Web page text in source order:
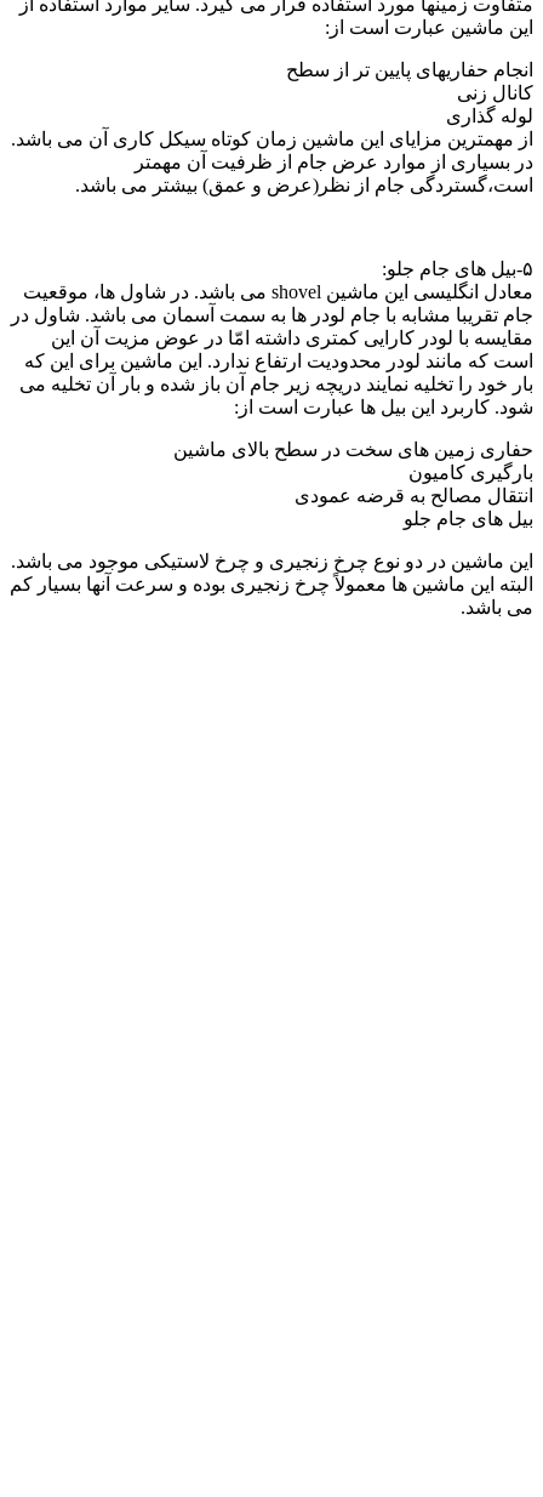
این ماشین عبارت است از:
انجام حفاریهای پایین تر از سطح
کانال زنی
لوله گذاری
از مهمترین مزایای این ماشین زمان کوتاه سیکل کاری آن می باشد.
در بسیاری از موارد عرض جام از ظرفیت آن مهمتر
است،گستردگی جام از نظر(عرض و عمق) بیشتر می باشد.
۵-بیل های جام جلو:
معادل انگلیسی این ماشین shovel می باشد. در شاول ها، موقعیت
جام تقریبا مشابه با جام لودر ها به سمت آسمان می باشد. شاول در
مقایسه با لودر کارایی کمتری داشته امّا در عوض مزیت آن این
است که مانند لودر محدودیت ارتفاع ندارد. این ماشین برای این که
بار خود را تخلیه نمایند دریچه زیر جام آن باز شده و بار آن تخلیه می
شود. کاربرد این بیل ها عبارت است از:
حفاری زمین های سخت در سطح بالای ماشین
بارگیری کامیون
انتقال مصالح به قرضه عمودی
بیل های جام جلو
این ماشین در دو نوع چرخ زنجیری و چرخ لاستیکی موجود می باشد.
البته این ماشین ها معمولاً چرخ زنجیری بوده و سرعت آنها بسیار کم
می باشد.